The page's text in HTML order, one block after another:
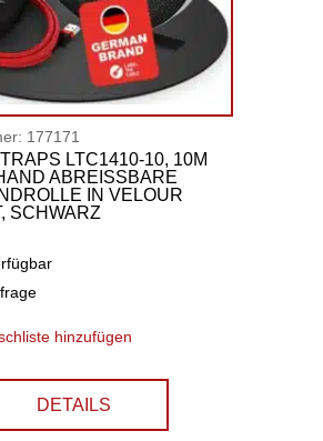
177171
LTC1410-10, 10M
ABREISSBARE
IN VELOUR
SCHWARZ
hinzufügen
DETAILS